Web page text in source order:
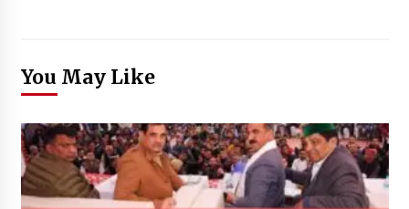
You May Like